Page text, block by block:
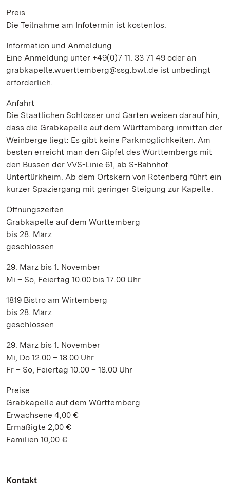
Preis
Die Teilnahme am Infotermin ist kostenlos.
Information und Anmeldung
Eine Anmeldung unter +49(0)7 11. 33 71 49 oder an
grabkapelle.wuerttemberg@ssg.bwl.de ist unbedingt
erforderlich.
Anfahrt
Die Staatlichen Schlösser und Gärten weisen darauf hin,
dass die Grabkapelle auf dem Württemberg inmitten der
Weinberge liegt: Es gibt keine Parkmöglichkeiten. Am
besten erreicht man den Gipfel des Württembergs mit
den Bussen der VVS-Linie 61, ab S-Bahnhof
Untertürkheim. Ab dem Ortskern von Rotenberg führt ein
kurzer Spaziergang mit geringer Steigung zur Kapelle.
Öffnungszeiten
Grabkapelle auf dem Württemberg
bis 28. März
geschlossen
29. März bis 1. November
Mi – So, Feiertag 10.00 bis 17.00 Uhr
1819 Bistro am Wirtemberg
bis 28. März
geschlossen
29. März bis 1. November
Mi, Do 12.00 – 18.00 Uhr
Fr – So, Feiertag 10.00 – 18.00 Uhr
Preise
Grabkapelle auf dem Württemberg
Erwachsene 4,00 €
Ermäßigte 2,00 €
Familien 10,00 €
Kontakt